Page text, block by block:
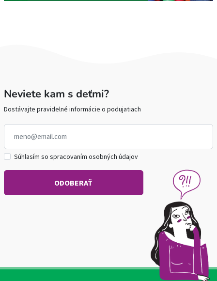
Neviete kam s deťmi?
Dostávajte pravidelné informácie o podujatiach
Súhlasím so spracovaním osobných údajov